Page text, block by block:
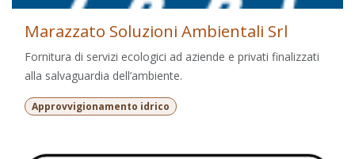
Marazzato Soluzioni Ambientali Srl
Fornitura di servizi ecologici ad aziende e privati finalizzati
alla salvaguardia dell’ambiente.
Approvvigionamento idrico